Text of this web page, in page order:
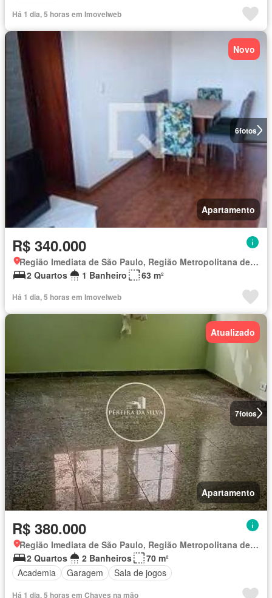
Há 1 dia, 5 horas em Imovelweb
6fotos
Novo
Apartamento
R$ 340.000
Região Imediata de São Paulo, Região Metropolitana de São Paulo
2 Quartos
1 Banheiro 63 m²
Há 1 dia, 5 horas em Imovelweb
7fotos
Atualizado
Apartamento
R$ 380.000
Região Imediata de São Paulo, Região Metropolitana de São Paulo
2 Quartos
2 Banheiros
70 m²
Academia
Garagem Sala de jogos
Há 1 dia, 5 horas em Chaves na mão